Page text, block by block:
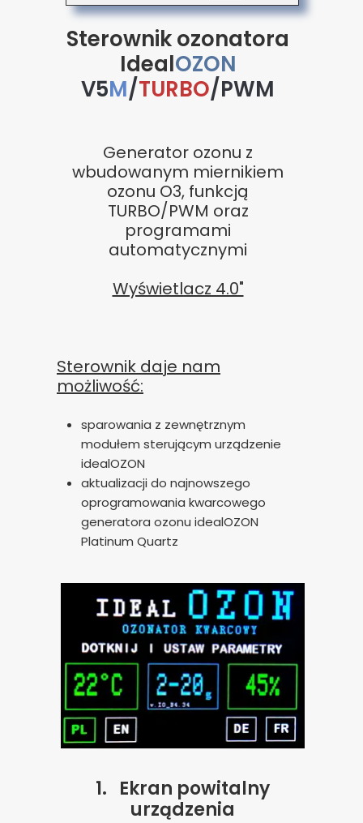
Sterownik ozonatora
IdealOZON
V5M/TURBO/PWM
Generator ozonu z
wbudowanym miernikiem
ozonu O3, funkcją
TURBO/PWM oraz
programami
automatycznymi
Wyświetlacz 4.0"
Sterownik daje nam
możliwość:
sparowania z zewnętrznym
modułem sterującym urządzenie
idealOZON
aktualizacji do najnowszego
oprogramowania kwarcowego
generatora ozonu idealOZON
Platinum Quartz
1. Ekran powitalny
urządzenia